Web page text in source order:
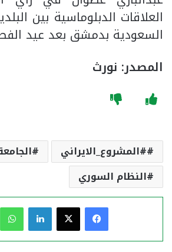
العلاقات الدبلوماسية بين
السعودية بدمشق بعد عيد
المصدر: نورث
#المشروع_الايراني
النظام السوري
فيسبوك لينكدإن